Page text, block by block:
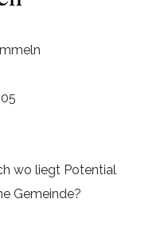
wo liegt Potential
Gemeinde?